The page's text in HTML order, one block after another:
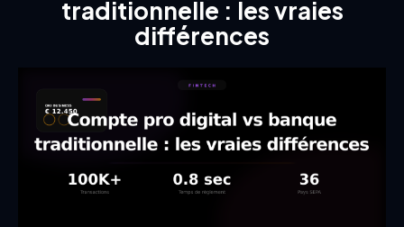
traditionnelle : les vraies
différences